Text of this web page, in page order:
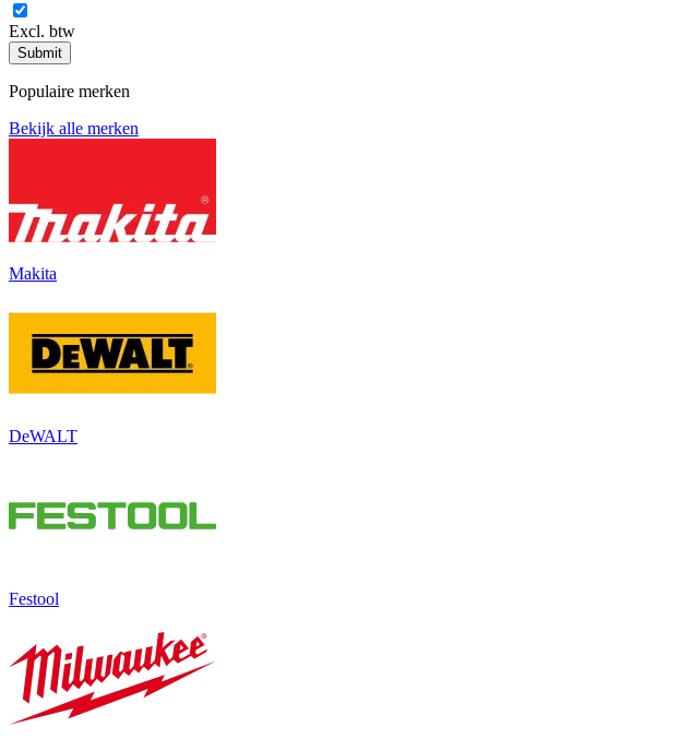
Excl. btw
Submit
Populaire merken
Bekijk alle merken
Makita
DeWALT
Festool